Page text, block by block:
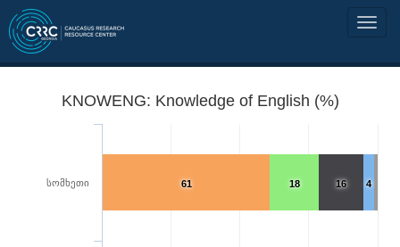
KNOWENG: Knowledge of English (%)
4
16
18
61
სომხეთი